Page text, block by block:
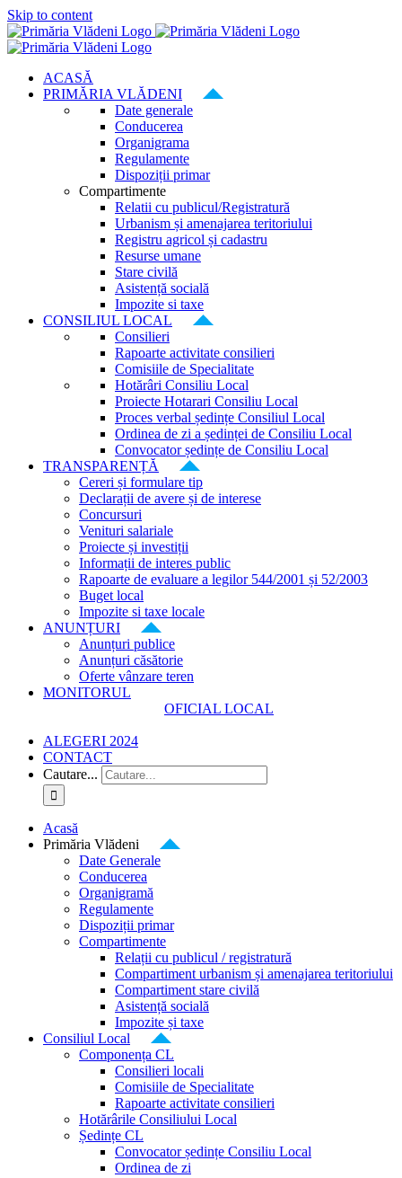
Skip to content
ACASĂ
PRIMĂRIA VLĂDENI
Date generale
Conducerea
Organigrama
Regulamente
Dispoziții primar
Compartimente
Relatii cu publicul/Registratură
Urbanism și amenajarea teritoriului
Registru agricol și cadastru
Resurse umane
Stare civilă
Asistență socială
Impozite si taxe
CONSILIUL LOCAL
Consilieri
Rapoarte activitate consilieri
Comisiile de Specialitate
Hotărâri Consiliu Local
Proiecte Hotarari Consiliu Local
Proces verbal ședințe Consiliul Local
Ordinea de zi a ședinței de Consiliu Local
Convocator ședințe de Consiliu Local
TRANSPARENȚĂ
Cereri și formulare tip
Declarații de avere și de interese
Concursuri
Venituri salariale
Proiecte și investiții
Informații de interes public
Rapoarte de evaluare a legilor 544/2001 și 52/2003
Buget local
Impozite si taxe locale
ANUNȚURI
Anunțuri publice
Anunțuri căsătorie
Oferte vânzare teren
MONITORUL
OFICIAL LOCAL
ALEGERI 2024
CONTACT
Cautare...
Acasă
Primăria Vlădeni
Date Generale
Conducerea
Organigramă
Regulamente
Dispoziții primar
Compartimente
Relații cu publicul / registratură
Compartiment urbanism și amenajarea teritoriului
Compartiment stare civilă
Asistență socială
Impozite și taxe
Consiliul Local
Componența CL
Consilieri locali
Comisiile de Specialitate
Rapoarte activitate consilieri
Hotărârile Consiliului Local
Ședințe CL
Convocator ședințe Consiliu Local
Ordinea de zi